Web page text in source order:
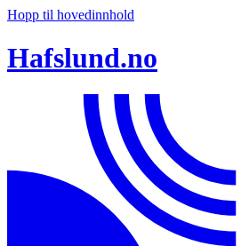
Hopp til hovedinnhold
Hafslund.no